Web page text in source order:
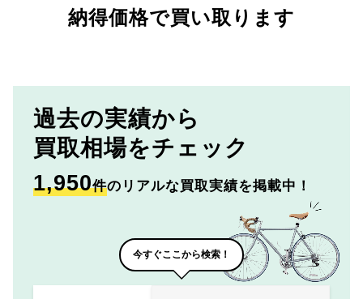
納得価格で買い取ります
過去の実績から
買取相場をチェック
1,950件のリアルな買取実績を掲載中！
今すぐここから検索！